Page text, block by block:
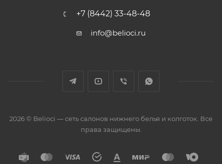
+7 (8442) 33-48-48
info@belioci.ru
2026 © Belioci — сеть салонов нижнего белья и колготок. Все
права защищены.